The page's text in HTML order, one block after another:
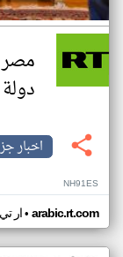
اخبار
NH91ES
ار• arabic.rt.com